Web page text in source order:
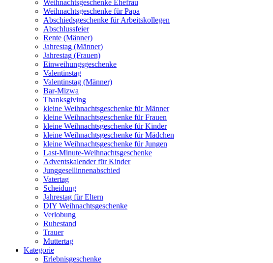
Weihnachtsgeschenke Ehefrau
Weihnachtsgeschenke für Papa
Abschiedsgeschenke für Arbeitskollegen
Abschlussfeier
Rente (Männer)
Jahrestag (Männer)
Jahrestag (Frauen)
Einweihungsgeschenke
Valentinstag
Valentinstag (Männer)
Bar-Mizwa
Thanksgiving
kleine Weihnachtsgeschenke für Männer
kleine Weihnachtsgeschenke für Frauen
kleine Weihnachtsgeschenke für Kinder
kleine Weihnachtsgeschenke für Mädchen
kleine Weihnachtsgeschenke für Jungen
Last-Minute-Weihnachtsgeschenke
Adventskalender für Kinder
Junggesellinnenabschied
Vatertag
Scheidung
Jahrestag für Eltern
DIY Weihnachtsgeschenke
Verlobung
Ruhestand
Trauer
Muttertag
Kategorie
Erlebnisgeschenke